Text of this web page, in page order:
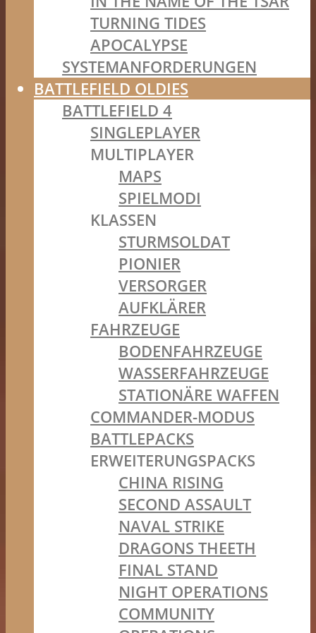
TURNING TIDES
APOCALYPSE
SYSTEMANFORDERUNGEN
BATTLEFIELD OLDIES
BATTLEFIELD 4
SINGLEPLAYER
MULTIPLAYER
MAPS
SPIELMODI
KLASSEN
STURMSOLDAT
PIONIER
VERSORGER
AUFKLÄRER
FAHRZEUGE
BODENFAHRZEUGE
WASSERFAHRZEUGE
STATIONÄRE WAFFEN
COMMANDER-MODUS
BATTLEPACKS
ERWEITERUNGSPACKS
CHINA RISING
SECOND ASSAULT
NAVAL STRIKE
DRAGONS THEETH
FINAL STAND
NIGHT OPERATIONS
COMMUNITY